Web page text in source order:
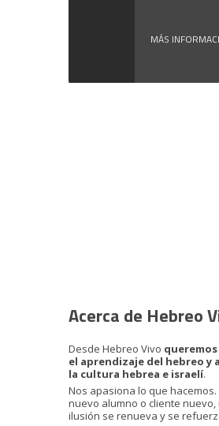
MÁS
Acerca de Hebreo
Desde Hebreo Vivo
el aprendizaje del hebreo y
la cultura hebrea e israelí.
Nos apasiona lo que hacemos.
nuevo alumno o cliente nuevo,
ilusión se renueva y se